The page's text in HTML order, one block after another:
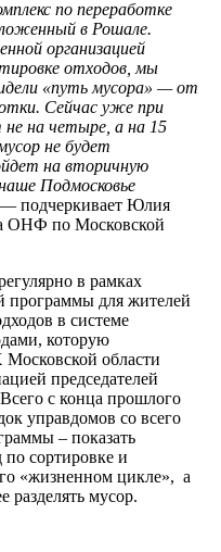
по переработке
в Рошале.
организацией
отходов, мы
«путь мусора» — от
Сейчас уже при
не на четыре, а на 15
не будет
на вторичную
Подмосковье
— подчеркивает Юлия
ОНФ по Московской
в рамках
программы для жителей
в системе
которую
области
председателей
с конца прошлого
управдомов со всего
– показать
сортировке и
«жизненном цикле», а
разделять мусор.